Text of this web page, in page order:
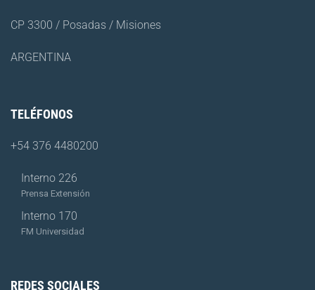
CP 3300 / Posadas / Misiones
ARGENTINA
TELÉFONOS
+54 376 4480200
Interno 226
Prensa Extensión
Interno 170
FM Universidad
REDES SOCIALES